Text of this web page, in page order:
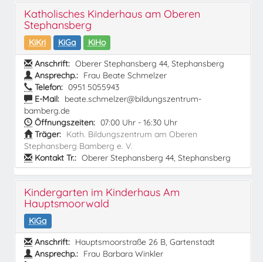
Katholisches Kinderhaus am Oberen
Stephansberg
KiKri KiGa
KiHo
Anschrift: Oberer Stephansberg 44, Stephansberg
Ansprechp.: Frau Beate Schmelzer
Telefon: 0951 5055943
E-Mail: beate.schmelzer@bildungszentrum-
bamberg.de
Öffnungszeiten: 07:00 Uhr - 16:30 Uhr
Träger: Kath. Bildungszentrum am Oberen
Stephansberg Bamberg e. V.
Kontakt Tr.: Oberer Stephansberg 44, Stephansberg
Kindergarten im Kinderhaus Am
Hauptsmoorwald
KiGa
Anschrift: Hauptsmoorstraße 26 B, Gartenstadt
Ansprechp.: Frau Barbara Winkler